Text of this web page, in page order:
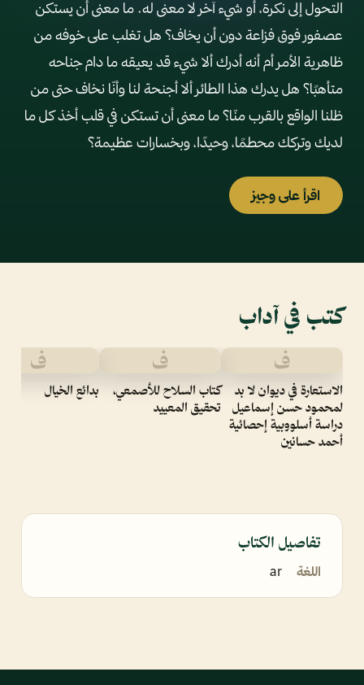
التحول إلى نكرة، أو شيء آخر لا معنى له. ما معنى أن يستكن
عصفور فوق فزاعة دون أن يخاف؟ هل تغلب على خوفه من
ظاهرية الأمر أم أنه أدرك ألا شيء قد يعيقه ما دام جناحه
متأهبًا؟ هل يدرك هذا الطائر ألا أجنحة لنا وأنّا نخاف حتى من
ظلنا الواقع بالقرب منّا؟ ما معنى أن تستكن في قلب أخذ كل ما
لديك وتركك محطمًا، وحيدًا، وبخسارات عظيمة؟
اقرأ على وجيز
كتب في آداب
ف
الاستعارة في ديوان لا بد
لمحمود حسن إسماعيل
دراسة أسلووبية إحصائية
أحمد حسانين
ف
كتاب السلاح للأصمعي،
تحقيق المعييد
ف
بدائع الخيال
تفاصيل الكتاب
اللغة ar